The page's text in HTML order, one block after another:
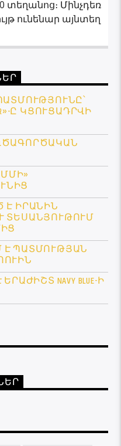
տեղանոց։ Մինչդեռ
ունենար այնտեղ
ՊԱՏՄՈՒԹՅՈՒՆԸ՝
Ը ԿՑՈՒՑԱԴՐՎԻ
Է ԻՐԱՆԻՆ
ՏԵՍԱՆՅՈՒԹՈՒՄ
Է ՊԱՏՄՈՒԹՅԱՆ
NAVY BLUE-Ի